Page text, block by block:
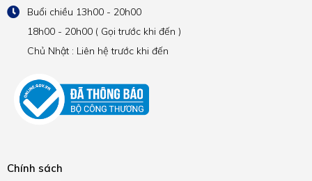
Buổi chiều 13h00 - 20h00
18h00 - 20h00 ( Gọi trước khi đến )
Chủ Nhật : Liên hệ trước khi đến
Chính sách